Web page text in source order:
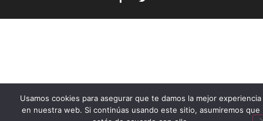
Usamos cookies para asegurar que te damos la mejor experiencia
en nuestra web. Si continúas usando este sitio, asumiremos que